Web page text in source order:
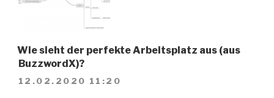
Wie sieht der perfekte Arbeitsplatz aus (aus
BuzzwordX)?
12.02.2020 11:20